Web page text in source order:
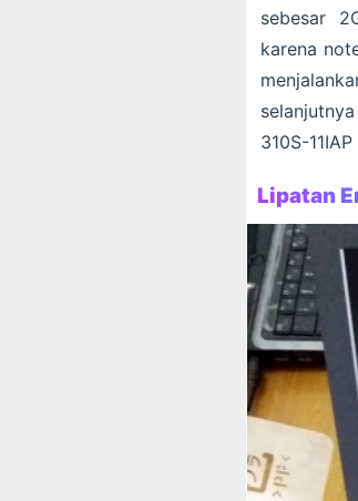
sebesar
karena
310S-11IAP
Lipatan